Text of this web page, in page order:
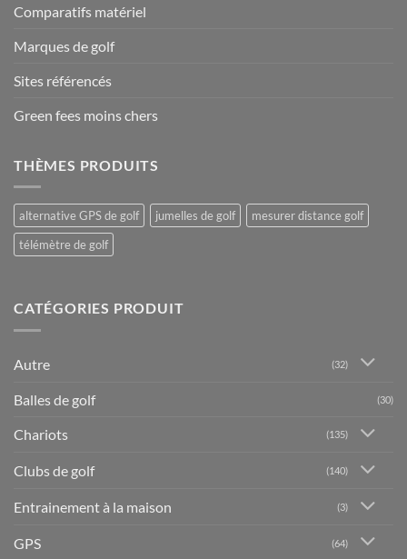
Comparatifs matériel
Marques de golf
Sites référencés
Green fees moins chers
THÈMES PRODUITS
alternative GPS de golf jumelles de golf
mesurer distance golf
télémètre de golf
CATÉGORIES PRODUIT
Autre (32)
Balles de golf (30)
Chariots (135)
Clubs de golf (140)
Entrainement à la maison (3)
GPS (64)